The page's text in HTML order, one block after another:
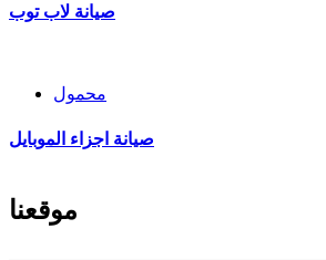
صيانة لاب توب
محمول
صيانة اجزاء الموبايل
موقعنا